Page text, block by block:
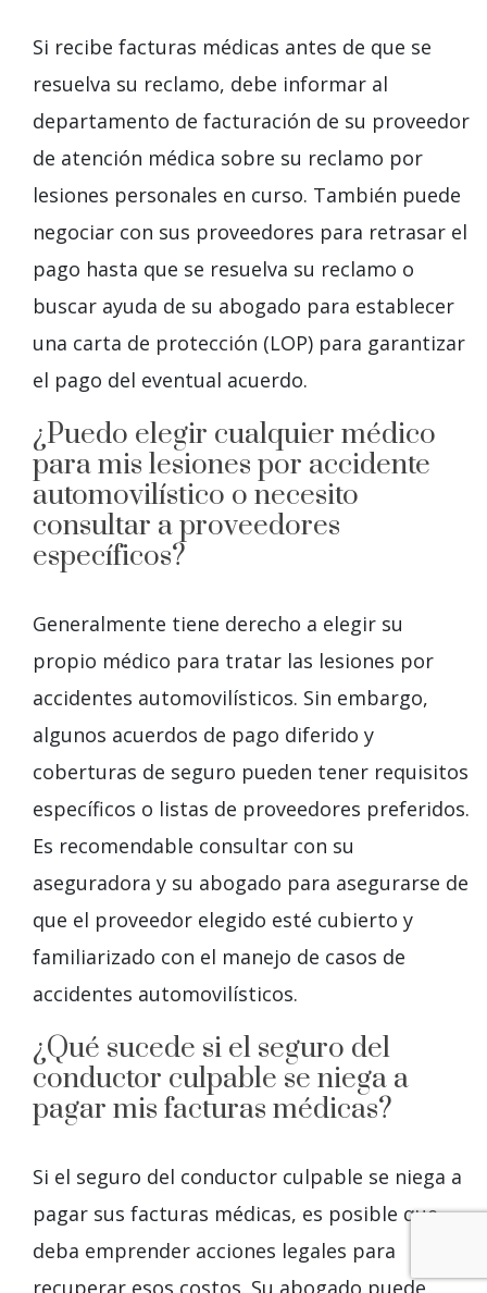
Si recibe facturas médicas antes de que se
resuelva su reclamo, debe informar al
departamento de facturación de su proveedor
de atención médica sobre su reclamo por
lesiones personales en curso. También puede
negociar con sus proveedores para retrasar el
pago hasta que se resuelva su reclamo o
buscar ayuda de su abogado para establecer
una carta de protección (LOP) para garantizar
el pago del eventual acuerdo.
¿Puedo elegir cualquier médico
para mis lesiones por accidente
automovilístico o necesito
consultar a proveedores
específicos?
Generalmente tiene derecho a elegir su
propio médico para tratar las lesiones por
accidentes automovilísticos. Sin embargo,
algunos acuerdos de pago diferido y
coberturas de seguro pueden tener requisitos
específicos o listas de proveedores preferidos.
Es recomendable consultar con su
aseguradora y su abogado para asegurarse de
que el proveedor elegido esté cubierto y
familiarizado con el manejo de casos de
accidentes automovilísticos.
¿Qué sucede si el seguro del
conductor culpable se niega a
pagar mis facturas médicas?
Si el seguro del conductor culpable se niega a
pagar sus facturas médicas, es posible que
deba emprender acciones legales para